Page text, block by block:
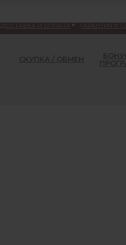
ДОСТАВКА И ОПЛАТА ГАРАНТИЯ И
СКУПКА / ОБМЕН